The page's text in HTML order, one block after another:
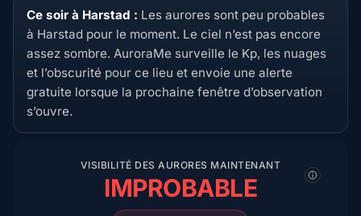
Ce soir à Harstad : Les aurores sont peu probables
à Harstad pour le moment. Le ciel n’est pas encore
assez sombre. AuroraMe surveille le Kp, les nuages
et l’obscurité pour ce lieu et envoie une alerte
gratuite lorsque la prochaine fenêtre d’observation
s’ouvre.
VISIBILITÉ DES AURORES MAINTENANT
IMPROBABLE